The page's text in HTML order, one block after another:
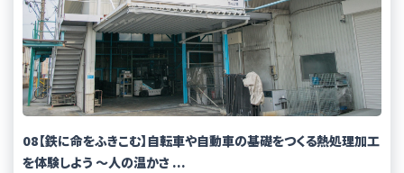
08【鉄に命をふきこむ】自転車や自動車の基礎をつくる熱処理加工
を体験しよう 〜人の温かさ ...